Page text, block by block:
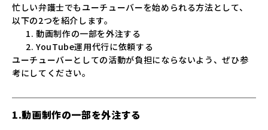
忙しい弁護士でもユーチューバーを始められる方法として、
以下の2つを紹介します。
動画制作の一部を外注する
YouTube運用代行に依頼する
ユーチューバーとしての活動が負担にならないよう、ぜひ参
考にしてください。
1.動画制作の一部を外注する